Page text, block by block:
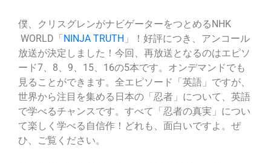
僕、クリスグレンがナビゲーターをつとめるNHK
WORLD「 NINJA TRUTH 」！好評につき、アンコール
放送が決定しました！今回、再放送となるのはエピソ
ード7、8、9、15、16の5本です。オンデマンドでも
見ることができます。全エピソード「英語」ですが、
世界から注目を集める日本の「忍者」について、英語
で学べるチャンスです。すべて「忍者の真実」につい
て楽しく学べる自信作！どれも、面白いですよ。ぜ
ひ、ご覧ください。